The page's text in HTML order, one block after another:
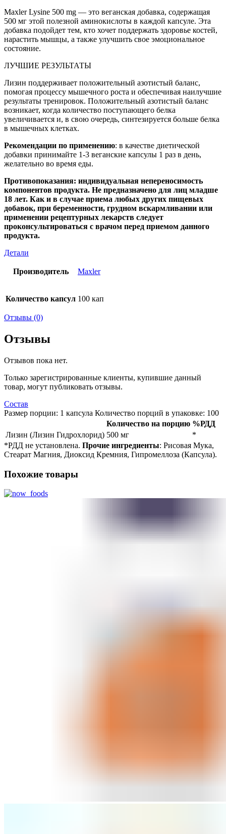
Maxler Lysine 500 mg — это веганская добавка, содержащая
500 мг этой полезной аминокислоты в каждой капсуле. Эта
добавка подойдет тем, кто хочет поддержать здоровье костей,
нарастить мышцы, а также улучшить свое эмоциональное
состояние.
ЛУЧШИЕ РЕЗУЛЬТАТЫ
Лизин поддерживает положительный азотистый баланс,
помогая процессу мышечного роста и обеспечивая наилучшие
результаты тренировок. Положительный азотистый баланс
возникает, когда количество поступающего белка
увеличивается и, в свою очередь, синтезируется больше белка
в мышечных клетках.
Рекомендации по применению: в качестве диетической
добавки принимайте 1-3 веганские капсулы 1 раз в день,
желательно во время еды.
Противопоказания: индивидуальная непереносимость
компонентов продукта. Не предназначено для лиц младше
18 лет. Как и в случае приема любых других пищевых
добавок, при беременности, грудном вскармливании или
применении рецептурных лекарств следует
проконсультироваться с врачом перед приемом данного
продукта.
Детали
Производитель Maxler
Количество капсул 100 кап
Отзывы (0)
Отзывы
Отзывов пока нет.
Только зарегистрированные клиенты, купившие данный
товар, могут публиковать отзывы.
Состав
Размер порции: 1 капсула Количество порций в упаковке: 100
Количество на порцию %РДД
Лизин (Лизин Гидрохлорид) 500 мг
*
*РДД не установлена. Прочие ингредиенты: Рисовая Мука,
Стеарат Магния, Диоксид Кремния, Гипромеллоза (Капсула).
Похожие товары